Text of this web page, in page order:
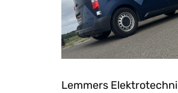
Lemmers